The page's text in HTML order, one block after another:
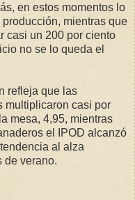
en estos momentos lo
mientras que
casi un 200 por ciento
no se lo queda el
refleja que las
multiplicaron casi por
mesa, 4,95, mientras
el IPOD alcanzó
al alza
de verano.